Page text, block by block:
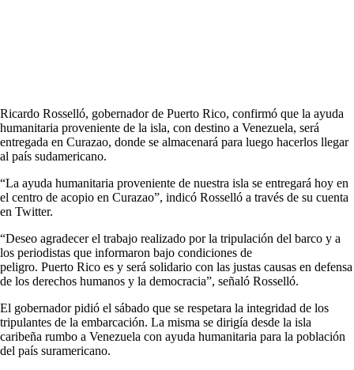
Ricardo Rosselló, gobernador de Puerto Rico, confirmó que la ayuda
humanitaria proveniente de la isla, con destino a Venezuela, será
entregada en Curazao, donde se almacenará para luego hacerlos llegar
al país sudamericano.
“La ayuda humanitaria proveniente de nuestra isla se entregará hoy en
el centro de acopio en Curazao”, indicó Rosselló a través de su cuenta
en Twitter.
“Deseo agradecer el trabajo realizado por la tripulación del barco y a
los periodistas que informaron bajo condiciones de
peligro. Puerto Rico es y será solidario con las justas causas en defensa
de los derechos humanos y la democracia”, señaló Rosselló.
El gobernador pidió el sábado que se respetara la integridad de los
tripulantes de la embarcación. La misma se dirigía desde la isla
caribeña rumbo a Venezuela con ayuda humanitaria para la población
del país suramericano.